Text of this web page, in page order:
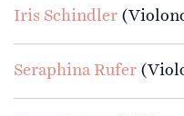
Iris Schindler
Seraphina Rufer